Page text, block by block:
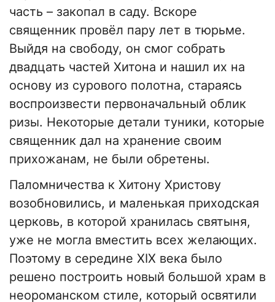
часть – закопал в саду. Вскоре
священник провёл пару лет в тюрьме.
Выйдя на свободу, он смог собрать
двадцать частей Хитона и нашил их на
основу из сурового полотна, стараясь
воспроизвести первоначальный облик
ризы. Некоторые детали туники, которые
священник дал на хранение своим
прихожанам, не были обретены.
Паломничества к Хитону Христову
возобновились, и маленькая приходская
церковь, в которой хранилась святыня,
уже не могла вместить всех желающих.
Поэтому в середине XIX века было
решено построить новый большой храм в
неороманском стиле, который освятили